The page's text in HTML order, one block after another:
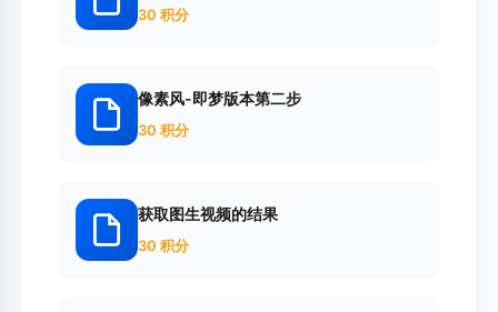
30 积分
像素风-即梦版本第二步
30 积分
获取图生视频的结果
30 积分